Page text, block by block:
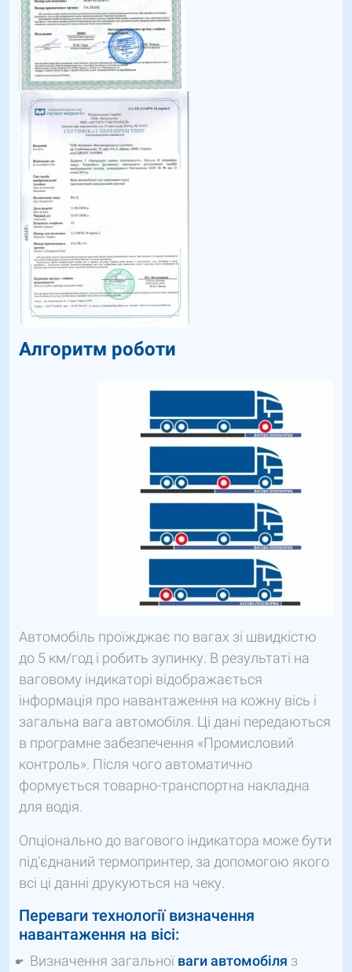
Алгоритм роботи
Автомобіль проїжджає по вагах зі швидкістю
до 5 км/год і робить зупинку. В результаті на
ваговому індикаторі відображається
інформація про навантаження на кожну вісь і
загальна вага автомобіля. Ці дані передаються
в програмне забезпечення «Промисловий
контроль». Після чого автоматично
формується товарно-транспортна накладна
для водія.
Опціонально до вагового індикатора може бути
під’єднаний термопринтер, за допомогою якого
всі ці данні друкуються на чеку.
Переваги технології визначення
навантаження на вісі:
Визначення загальноїваги автомобіля з